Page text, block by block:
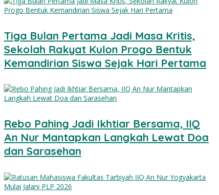
Tiga Bulan Pertama Jadi Masa Kritis,
Sekolah Rakyat Kulon Progo Bentuk
Kemandirian Siswa Sejak Hari Pertama
Rebo Pahing Jadi Ikhtiar Bersama, IIQ
An Nur Mantapkan Langkah Lewat Doa
dan Sarasehan